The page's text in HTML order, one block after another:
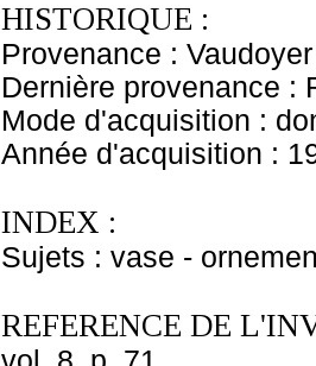
HISTORIQUE :
Provenance : Vaudoyer
Dernière provenance :
Mode d'acquisition :
Année d'acquisition :
INDEX :
Sujets : vase -
REFERENCE DE